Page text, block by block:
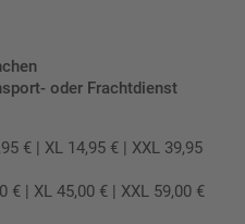
oder Frachtdienst
€ | XL 14,95 € | XXL 39,95
€ | XL 45,00 € | XXL 59,00 €